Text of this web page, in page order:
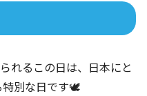
るこの日は、日本にと
特別な日です🕊️